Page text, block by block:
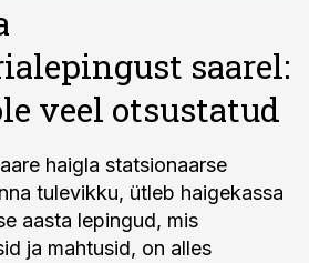
saarel:
veel otsustatud
haigla statsionaarse
tulevikku, ütleb haigekassa
aasta lepingud, mis
ja mahtusid, on alles